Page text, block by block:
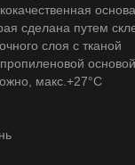
основа
сделана путем
слоя с тканой
макс.+27°С